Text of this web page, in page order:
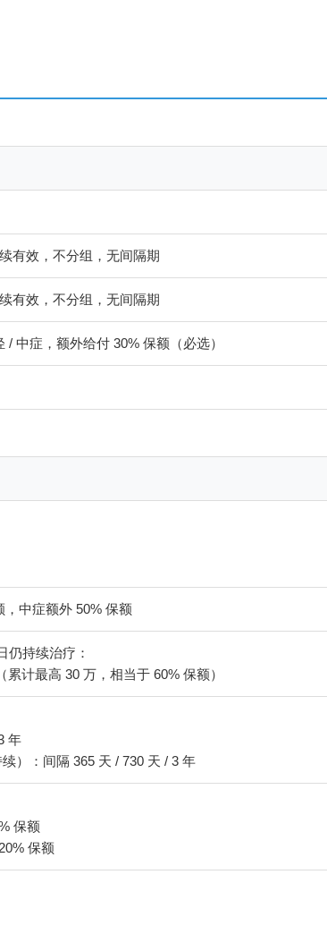
有效，不分组，无间隔期
有效，不分组，无间隔期
中症，额外给付 30% 保额（必选）
中症额外 50% 保额
仍持续治疗：
计最高 30 万，相当于 60% 保额）
年
）：间隔 365 天 / 730 天 / 3 年
保额
保额